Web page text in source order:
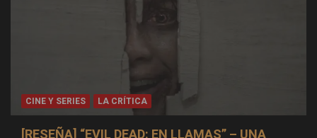
CINE Y SERIES LA CRÍTICA
[RESEÑA] “EVIL DEAD: EN LLAMAS” – UNA